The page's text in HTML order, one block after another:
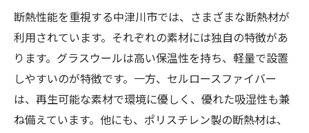
断熱性能を重視する中津川市では、さまざまな断熱材が
利用されています。それぞれの素材には独自の特徴があ
ります。グラスウールは高い保温性を持ち、軽量で設置
しやすいのが特徴です。一方、セルロースファイバー
は、再生可能な素材で環境に優しく、優れた吸湿性も兼
ね備えています。他にも、ポリスチレン製の断熱材は、